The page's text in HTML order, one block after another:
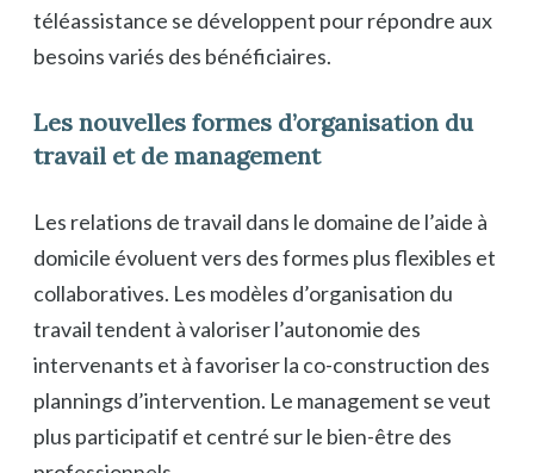
téléassistance se développent pour répondre aux
besoins variés des bénéficiaires.
Les nouvelles formes d’organisation du
travail et de management
Les relations de travail dans le domaine de l’aide à
domicile évoluent vers des formes plus flexibles et
collaboratives. Les modèles d’organisation du
travail tendent à valoriser l’autonomie des
intervenants et à favoriser la co-construction des
plannings d’intervention. Le management se veut
plus participatif et centré sur le bien-être des